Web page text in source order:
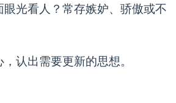
光看人？常存嫉妒、骄傲或不
认出需要更新的思想。